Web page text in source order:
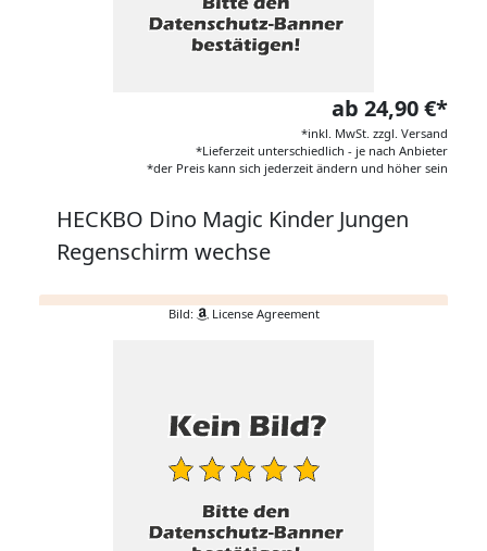
ab 24,90 €*
*inkl. MwSt. zzgl. Versand
*Lieferzeit unterschiedlich - je nach Anbieter
*der Preis kann sich jederzeit ändern und höher sein
HECKBO Dino Magic Kinder Jungen
Regenschirm wechse
Bild: License Agreement